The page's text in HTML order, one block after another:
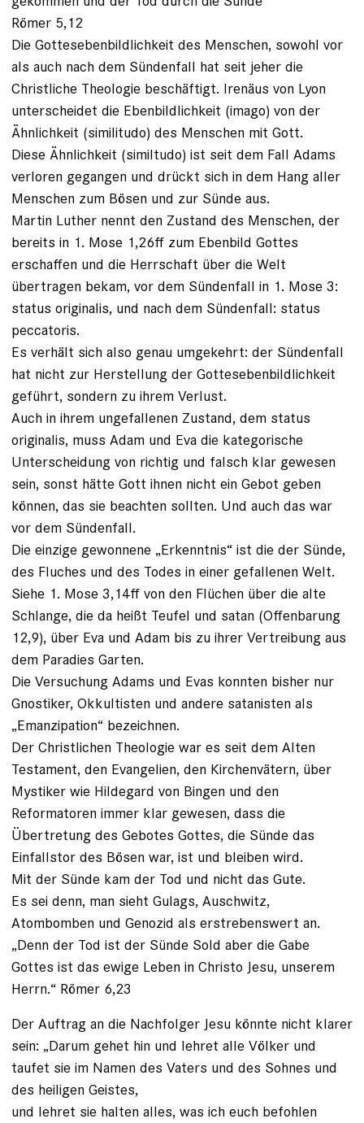
Römer 5,12
Die Gottesebenbildlichkeit des Menschen, sowohl vor
als auch nach dem Sündenfall hat seit jeher die
Christliche Theologie beschäftigt. Irenäus von Lyon
unterscheidet die Ebenbildlichkeit (imago) von der
Ähnlichkeit (similitudo) des Menschen mit Gott.
Diese Ähnlichkeit (similtudo) ist seit dem Fall Adams
verloren gegangen und drückt sich in dem Hang aller
Menschen zum Bösen und zur Sünde aus.
Martin Luther nennt den Zustand des Menschen, der
bereits in 1. Mose 1,26ff zum Ebenbild Gottes
erschaffen und die Herrschaft über die Welt
übertragen bekam, vor dem Sündenfall in 1. Mose 3:
status originalis, und nach dem Sündenfall: status
peccatoris.
Es verhält sich also genau umgekehrt: der Sündenfall
hat nicht zur Herstellung der Gottesebenbildlichkeit
geführt, sondern zu ihrem Verlust.
Auch in ihrem ungefallenen Zustand, dem status
originalis, muss Adam und Eva die kategorische
Unterscheidung von richtig und falsch klar gewesen
sein, sonst hätte Gott ihnen nicht ein Gebot geben
können, das sie beachten sollten. Und auch das war
vor dem Sündenfall.
Die einzige gewonnene „Erkenntnis“ ist die der Sünde,
des Fluches und des Todes in einer gefallenen Welt.
Siehe 1. Mose 3,14ff von den Flüchen über die alte
Schlange, die da heißt Teufel und satan (Offenbarung
12,9), über Eva und Adam bis zu ihrer Vertreibung aus
dem Paradies Garten.
Die Versuchung Adams und Evas konnten bisher nur
Gnostiker, Okkultisten und andere satanisten als
„Emanzipation“ bezeichnen.
Der Christlichen Theologie war es seit dem Alten
Testament, den Evangelien, den Kirchenvätern, über
Mystiker wie Hildegard von Bingen und den
Reformatoren immer klar gewesen, dass die
Übertretung des Gebotes Gottes, die Sünde das
Einfallstor des Bösen war, ist und bleiben wird.
Mit der Sünde kam der Tod und nicht das Gute.
Es sei denn, man sieht Gulags, Auschwitz,
Atombomben und Genozid als erstrebenswert an.
„Denn der Tod ist der Sünde Sold aber die Gabe
Gottes ist das ewige Leben in Christo Jesu, unserem
Herrn.“ Römer 6,23
Der Auftrag an die Nachfolger Jesu könnte nicht klarer
sein: „Darum gehet hin und lehret alle Völker und
taufet sie im Namen des Vaters und des Sohnes und
des heiligen Geistes,
und lehret sie halten alles, was ich euch befohlen